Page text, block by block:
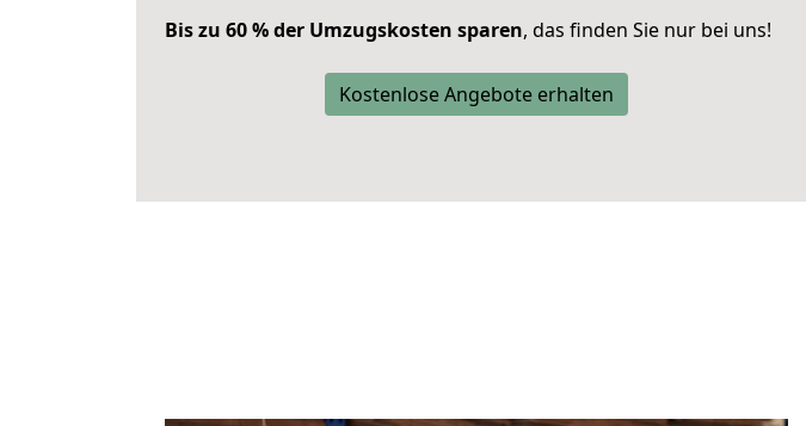
Bis zu 60 % der Umzugskosten sparen, das finden Sie nur bei uns!
Kostenlose Angebote erhalten